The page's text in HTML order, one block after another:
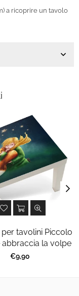
a ricoprire un tavolo
tavolini Piccolo
abbraccia la volpe
Prezzo
€9,90